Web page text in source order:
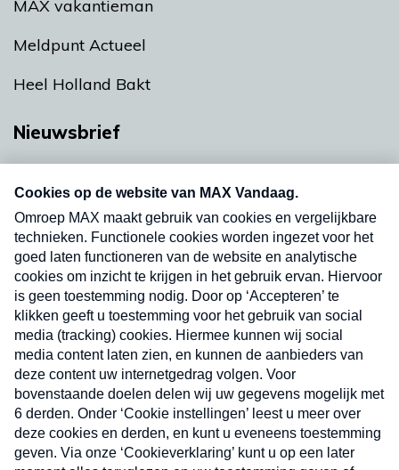
MAX vakantieman
Meldpunt Actueel
Heel Holland Bakt
Nieuwsbrief
nieuwsbrief. Elke vrijdag- en dinsdagochtend in
uw mailbox.
Verzend
Nieuwsbrief
Neem hier een gratis abonnement op onze